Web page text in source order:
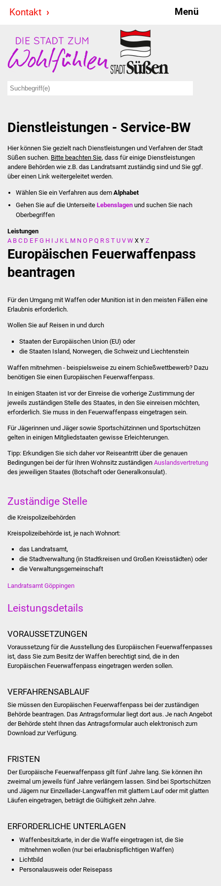
Kontakt Menü
Stadt & Politik
Bürgermeister
Ausschüsse
Ratsinformationssystem
Jugendbeirat
Summerrockfestival
Stadtverwaltung
Ortsrecht
FNP / Bebauungspläne
Wahlen
Stadtinfo
Jubiläumsjahr 2021
Bürger & Service
Dienstleistungen
Bürgerinfos
Bildung
Schulen
Kindergärten
Dienstleistungen - Service-BW
Hier können Sie gezielt nach Dienstleistungen und Verfahren der Stadt
Süßen suchen. Bitte beachten Sie, dass für einige Dienstleistungen
andere Behörden wie z.B. das Landratsamt zuständig sind und Sie ggf.
über einen Link weitergeleitet werden.
Wählen Sie ein Verfahren aus dem Alphabet
Gehen Sie auf die UnterseiteLebenslagen und suchen Sie nach
Oberbegriffen
Leistungen
A B C D E F G H I J K L M N O P Q R S T U V W X Y Z
Europäischen Feuerwaffenpass
beantragen
Für den Umgang mit Waffen oder Munition ist in den meisten Fällen eine
Erlaubnis erforderlich.
Wollen Sie auf Reisen in und durch
Staaten der Europäischen Union (EU) oder
die Staaten Island, Norwegen, die Schweiz und Liechtenstein
Waffen mitnehmen - beispielsweise zu einem Schießwettbewerb? Dazu
benötigen Sie einen Europäischen Feuerwaffenpass.
In einigen Staaten ist vor der Einreise die vorherige Zustimmung der
jeweils zuständigen Stelle des Staates, in den Sie einreisen möchten,
erforderlich. Sie muss in den Feuerwaffenpass eingetragen sein.
Für Jägerinnen und Jäger sowie Sportschützinnen und Sportschützen
gelten in einigen Mitgliedstaaten gewisse Erleichterungen.
Tipp:Erkundigen Sie sich daher vor Reiseantritt über die genauen
Bedingungen bei der für Ihren Wohnsitz zuständigen Auslandsvertretung
des jeweiligen Staates (Botschaft oder Generalkonsulat).
Zuständige Stelle
die Kreispolizeibehörden
Kreispolizeibehörde ist, je nach Wohnort:
das Landratsamt,
die Stadtverwaltung (in Stadtkreisen und Großen Kreisstädten) oder
die Verwaltungsgemeinschaft
Landratsamt Göppingen
Leistungsdetails
VORAUSSETZUNGEN
Voraussetzung für die Ausstellung des Europäischen Feuerwaffenpasses
ist, dass Sie zum Besitz der Waffen berechtigt sind, die in den
Europäischen Feuerwaffenpass eingetragen werden sollen.
VERFAHRENSABLAUF
Sie müssen den Europäischen Feuerwaffenpass bei der zuständigen
Behörde beantragen. Das Antragsformular liegt dort aus. Je nach Angebot
der Behörde steht Ihnen das Antragsformular auch elektronisch zum
Download zur Verfügung.
FRISTEN
Der Europäische Feuerwaffenpass gilt fünf Jahre lang. Sie können ihn
zweimal um jeweils fünf Jahre verlängern lassen.Sind bei Sportschützen
und Jägern nur Einzellader-Langwaffen mit glattem Lauf oder mit glatten
Läufen eingetragen, beträgt die Gültigkeit zehn Jahre.
ERFORDERLICHE UNTERLAGEN
Waffenbesitzkarte, in der die Waffe eingetragen ist, die Sie
mitnehmen wollen (nur bei erlaubnispflichtigen Waffen)
Lichtbild
Personalausweis oder Reisepass